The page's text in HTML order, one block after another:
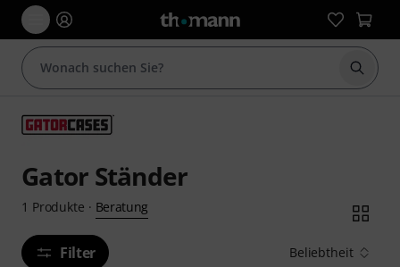
Suche
Gator Ständer
1 Produkte · Beratung
Filter Beliebtheit